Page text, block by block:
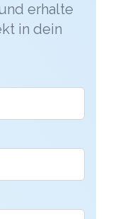
erhalte
in dein